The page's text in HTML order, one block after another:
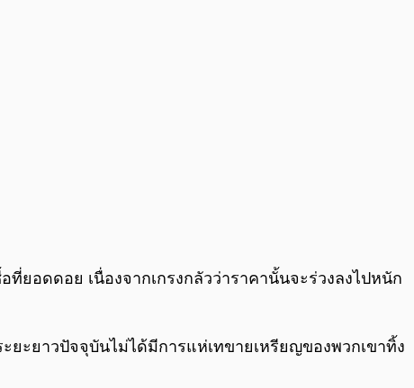
ยอดดอย เนื่องจากเกรงกลัวว่าราคานั้นจะร่วงลงไปหนัก
ยะยาวปัจจุบันไม่ได้มีการแห่เทขายเหรียญของพวกเขาทิ้ง